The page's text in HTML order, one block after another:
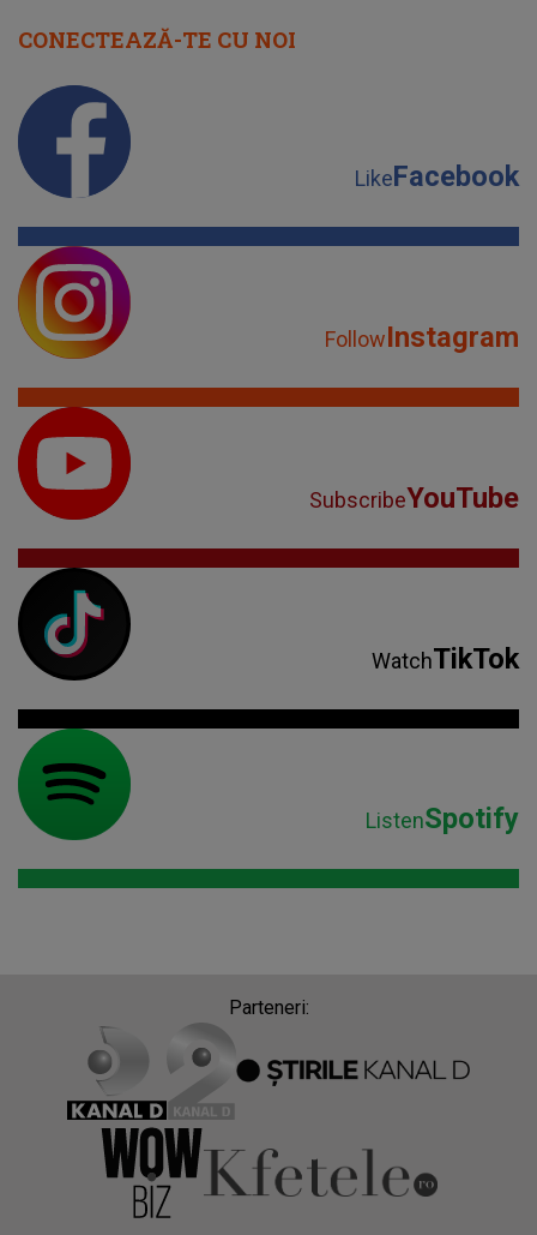
CONECTEAZĂ-TE CU NOI
LikeFacebook
FollowInstagram
SubscribeYouTube
WatchTikTok
ListenSpotify
Parteneri: